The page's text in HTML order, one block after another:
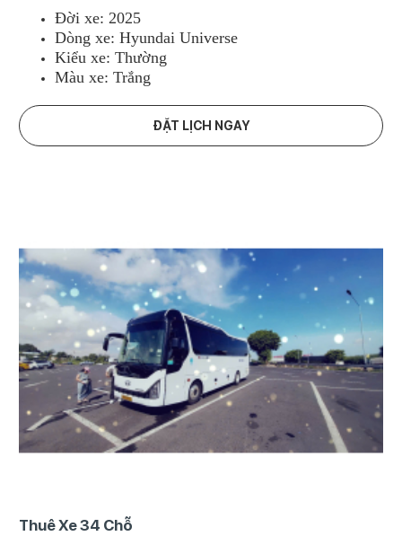
Đời xe: 2025
Dòng xe: Hyundai Universe
Kiểu xe: Thường
Màu xe: Trắng
ĐẶT LỊCH NGAY
Thuê Xe 34 Chỗ